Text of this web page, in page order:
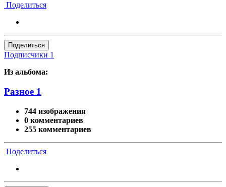
Поделиться
Поделиться
Подписчики 1
Из альбома:
Разное 1
744 изображения
0 комментариев
255 комментариев
Поделиться